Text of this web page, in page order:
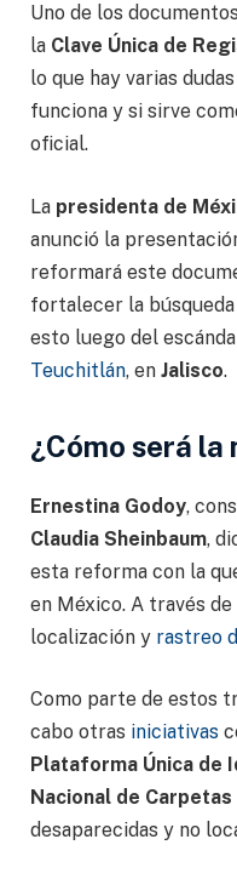
Uno de los
la Clave Única de
lo que hay varias
funciona y si sirve
oficial.
La presidenta de
anunció la
reformará este
fortalecer la
esto luego del
Teuchitlán, en Jalisco.
¿Cómo será la
Ernestina Godoy,
Claudia Sheinbaum,
esta reforma con la
en México. A través
localización y rastreo
Como parte de estos
cabo otras iniciativas
Plataforma Única de
Nacional de
desaparecidas y no